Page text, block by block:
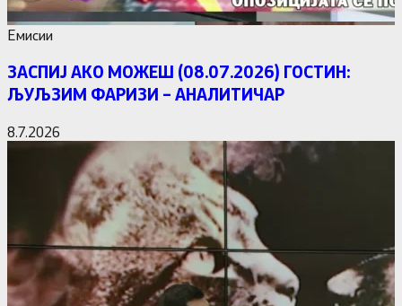
Емисии
ЗАСПИЈ АКО МОЖЕШ (08.07.2026) ГОСТИН:
ЉУЉЗИМ ФАРИЗИ – АНАЛИТИЧАР
8.7.2026